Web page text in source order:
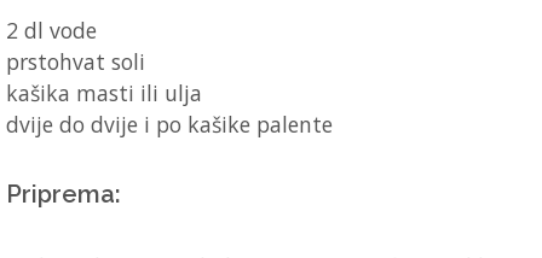
2 dl vode
prstohvat soli
kašika masti ili ulja
dvije do dvije i po kašike palente
Priprema: